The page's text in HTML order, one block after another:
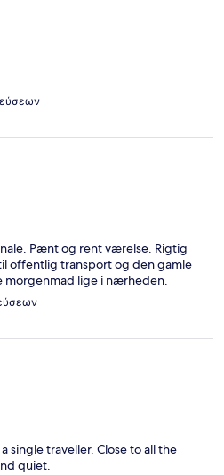
Pænt og rent værelse. Rigtig
offentlig transport og den gamle
morgenmad lige i nærheden.
single traveller. Close to all the
quiet.